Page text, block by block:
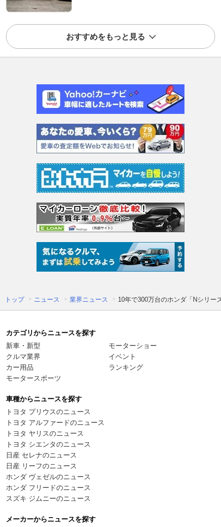
おすすめをもっと見る
トップ ニュース 業界ニュース 10年で300万台のホンダ「Nシリ
カテゴリからニュースを探す
新車・新型
クルマ業界
カー用品
モータースポーツ
モーターショー
イベント
ランキング
車種からニュースを探す
トヨタ プリウスのニュース
トヨタ アルファードのニュース
トヨタ ヤリスのニュース
トヨタ シエンタのニュース
日産 セレナのニュース
日産 リーフのニュース
ホンダ ヴェゼルのニュース
ホンダ フリードのニュース
スズキ ジムニーのニュース
メーカーからニュースを探す